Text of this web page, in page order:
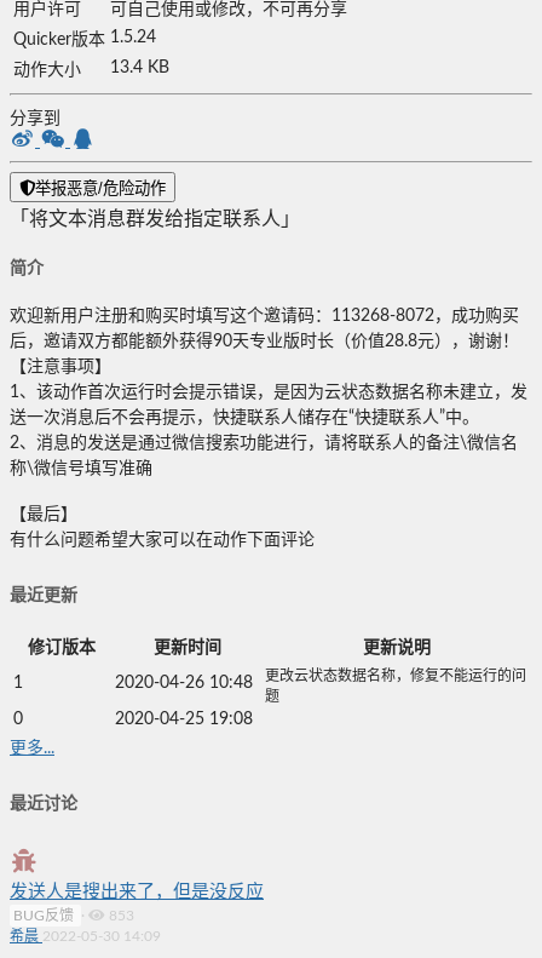
用户许可
可自己使用或修改，不可再分享
Quicker版本 1.5.24
动作大小
13.4 KB
分享到
举报恶意/危险动作
「将文本消息群发给指定联系人」
简介
欢迎新用户注册和购买时填写这个邀请码：113268-8072，成功购买
后，邀请双方都能额外获得90天专业版时长（价值28.8元），谢谢！
【注意事项】
1、该动作首次运行时会提示错误，是因为云状态数据名称未建立，发
送一次消息后不会再提示，快捷联系人储存在“快捷联系人”中。
2、消息的发送是通过微信搜索功能进行，请将联系人的备注\微信名
称\微信号填写准确
【最后】
有什么问题希望大家可以在动作下面评论
最近更新
修订版本 更新时间 更新说明
1 2020-04-26 10:48
更改云状态数据名称，修复不能运行的问
题
0
2020-04-25 19:08
更多...
最近讨论
发送人是搜出来了，但是没反应
BUG反馈 ·
853
希晨 2022-05-30 14:09